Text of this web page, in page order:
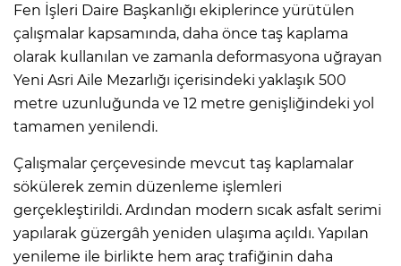
Fen İşleri Daire Başkanlığı ekiplerince yürütülen
çalışmalar kapsamında, daha önce taş kaplama
olarak kullanılan ve zamanla deformasyona uğrayan
Yeni Asri Aile Mezarlığı içerisindeki yaklaşık 500
metre uzunluğunda ve 12 metre genişliğindeki yol
tamamen yenilendi.
Çalışmalar çerçevesinde mevcut taş kaplamalar
sökülerek zemin düzenleme işlemleri
gerçekleştirildi. Ardından modern sıcak asfalt serimi
yapılarak güzergâh yeniden ulaşıma açıldı. Yapılan
yenileme ile birlikte hem araç trafiğinin daha